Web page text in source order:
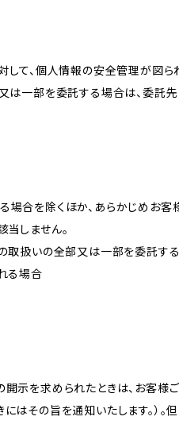
て、個人情報の安全管理が図ら
は一部を委託する場合は、委託
合を除くほか、あらかじめお
しません。
取扱いの全部又は一部を委託す
る場合
示を求められたときは、お客様
その旨を通知いたします。）。